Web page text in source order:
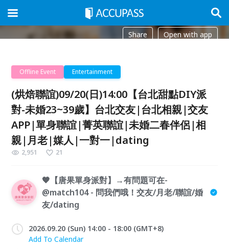
Share Open with app
Offline Event Entertainment
(烘焙聯誼)09/20(日)14:00【台北甜點DIY派
對-未婚23~39歲】台北交友|台北相親|交友
APP|單身聯誼|菁英聯誼|未婚二春伴侶|相
親|月老|媒人|一對一|dating
2,951 21
🧡【唐果單身派對】→有問題可在-
@match104 - 問我們哦！交友/月老/聯誼/婚
友/dating
2026.09.20 (Sun) 14:00 - 18:00 (GMT+8)
Add To Calendar